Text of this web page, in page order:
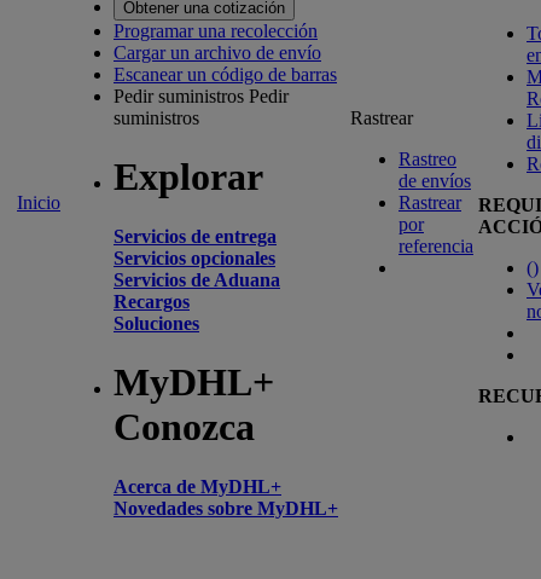
Inicio
Obtener una cotización
Programar una recolección
Cargar un archivo de envío
Escanear un código de barras
Pedir suministros Pedir
suministros
Explorar
Servicios de entrega
Servicios opcionales
Servicios de Aduana
Recargos
Soluciones
MyDHL+
Conozca
Acerca de MyDHL+
Novedades sobre MyDHL+
Rastrear
Rastreo
de envíos
Rastrear
por
referencia
()